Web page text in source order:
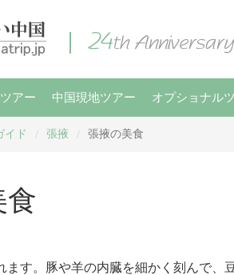
アー 中国現地ツアー オプショナル
イド 張掖 張掖の美食
食
ます。豚や羊の内臓を細かく刻んで